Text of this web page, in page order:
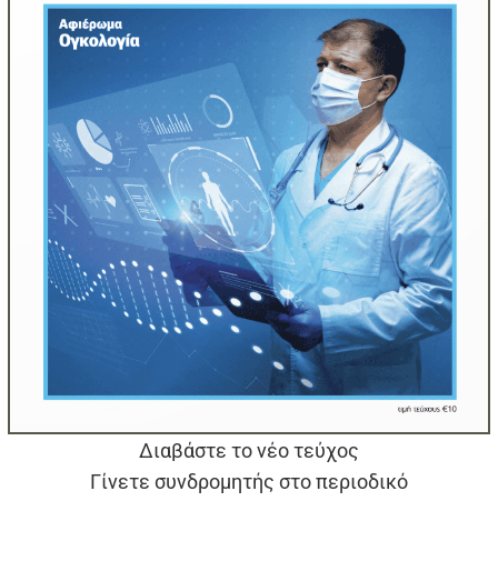
Διαβάστε το νέο τεύχος
Γίνετε συνδρομητής στο περιοδικό